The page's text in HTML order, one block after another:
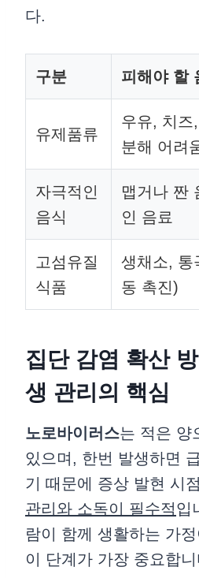
다.
구분 피해야 할
유제품류
우유, 치즈
분해 어려
자극적인
음식
맵거나 짠
인 음료
고섬유질
식품
생채소, 통
동 촉진)
집단 감염 확산
생 관리의 핵심
노로바이러스는 적은 양
있으며, 한번 발생하면
기 때문에 증상 발현 시
관리와 소독이 필수적입
람이 함께 생활하는 가
이 단계가 가장 중요합